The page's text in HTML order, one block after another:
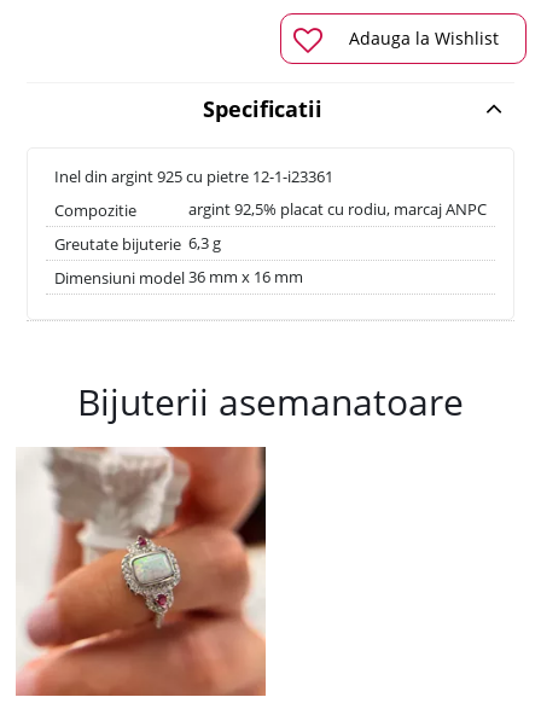
Adauga la Wishlist
Specificatii
Inel din argint 925 cu pietre 12-1-i23361
Compozitie
argint 92,5% placat cu rodiu, marcaj ANPC
Greutate bijuterie 6,3 g
Dimensiuni model36 mm x 16 mm
Bijuterii asemanatoare